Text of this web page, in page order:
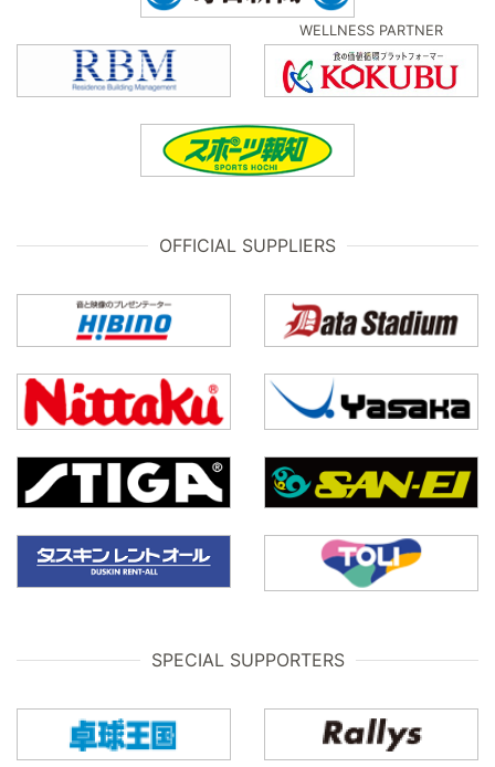
WELLNESS PARTNER
OFFICIAL SUPPLIERS
SPECIAL SUPPORTERS